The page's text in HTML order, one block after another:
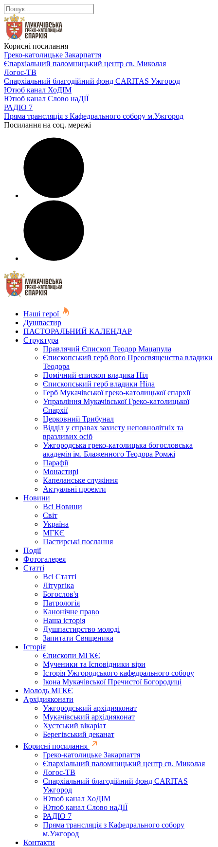
Корисні посилання
Греко-католицьке Закарпаття
Єпархіальний паломницький центр св. Миколая
Логос-ТВ
Єпархіальний благодійний фонд CARITAS Ужгород
Ютюб канал ХоДІМ
Ютюб канал Слово наДІЇ
РАДІО 7
Пряма трансляція з Кафедрального собору м.Ужгород
Посилання на соц. мережі
Наші герої
Душпастир
ПАСТОРАЛЬНИЙ КАЛЕНДАР
Структура
Правлячий Єпископ Теодор Мацапула
Єпископський герб його Преосвященства владики
Теодора
Помічний єпископ владика Ніл
Єпископський герб владики Ніла
Герб Мукачівської греко-католицької єпархії
Управління Мукачівської Греко-католицької
Єпархії
Церковний Трибунал
Відділ у справах захисту неповнолітніх та
вразливих осіб
Ужгородська греко-католицька богословська
академія ім. Блаженного Теодора Ромжі
Парафії
Монастирі
Капеланське служіння
Актуальні проекти
Новини
Всі Новини
Світ
Україна
МГКЄ
Пастирські послання
Події
Фотогалерея
Статті
Всі Статті
Літургіка
Богослов'я
Патрологія
Канонічне право
Наша історія
Душпастирство молоді
Запитати Священика
Історія
Єпископи МГКЄ
Мученики та Ісповідники віри
Історія Ужгородського кафедрального собору
Ікона Мукачівської Пречистої Богородиці
Молодь МГКЄ
Архідияконати
Ужгородський архідияконат
Мукачівський архідияконат
Хустський вікаріат
Берегівський деканат
Корисні посилання
Греко-католицьке Закарпаття
Єпархіальний паломницький центр св. Миколая
Логос-ТВ
Єпархіальний благодійний фонд CARITAS
Ужгород
Ютюб канал ХоДІМ
Ютюб канал Слово наДІЇ
РАДІО 7
Пряма трансляція з Кафедрального собору
м.Ужгород
Контакти